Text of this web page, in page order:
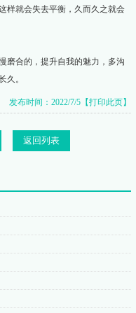
样就会失去平衡，久而久之就会
磨合的，提升自我的魅力，多沟
久。
发布时间：2022/7/5 【打印此页】
返回列表